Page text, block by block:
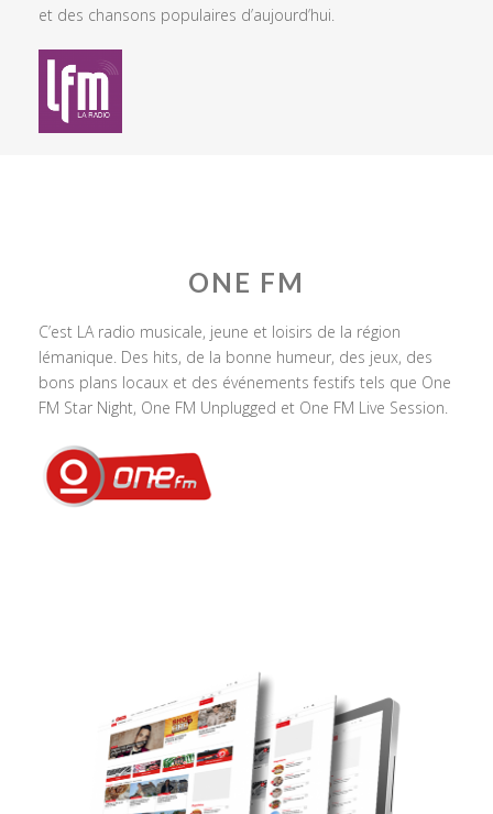
et des chansons populaires d’aujourd’hui.
ONE FM
C’est LA radio musicale, jeune et loisirs de la région
lémanique. Des hits, de la bonne humeur, des jeux, des
bons plans locaux et des événements festifs tels que One
FM Star Night, One FM Unplugged et One FM Live Session.